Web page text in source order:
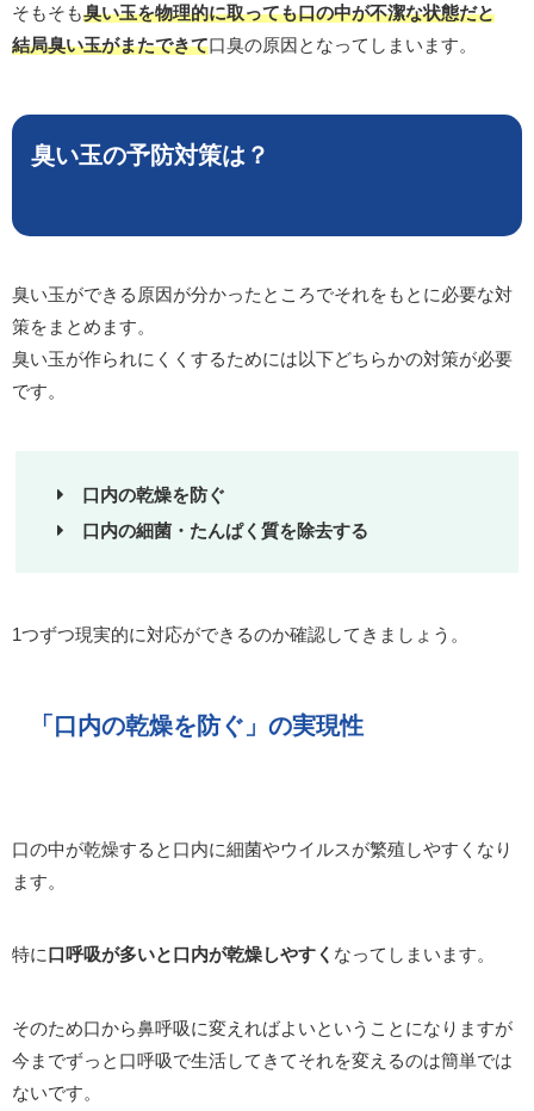
そもそも臭い玉を物理的に取っても口の中が不潔な状態だと
結局臭い玉がまたできて口臭の原因となってしまいます。
臭い玉の予防対策は？
臭い玉ができる原因が分かったところでそれをもとに必要な対
策をまとめます。
臭い玉が作られにくくするためには以下どちらかの対策が必要
です。
口内の乾燥を防ぐ
口内の細菌・たんぱく質を除去する
1つずつ現実的に対応ができるのか確認してきましょう。
「口内の乾燥を防ぐ 」の実現性
口の中が乾燥すると口内に細菌やウイルスが繁殖しやすくなり
ます。
特に口呼吸が多いと口内が乾燥しやすく なってしまいます。
そのため口から鼻呼吸に変えればよいということになりますが
今までずっと口呼吸で生活してきてそれを変えるのは簡単では
ないです。